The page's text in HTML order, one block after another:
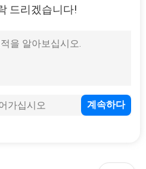
드리겠습니다!